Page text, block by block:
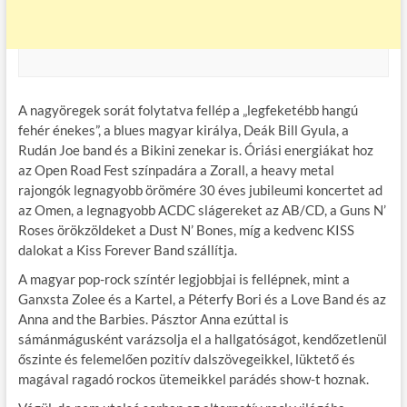
A nagyöregek sorát folytatva fellép a „legfeketébb hangú
fehér énekes”, a blues magyar királya, Deák Bill Gyula, a
Rudán Joe band és a Bikini zenekar is. Óriási energiákat hoz
az Open Road Fest színpadára a Zorall, a heavy metal
rajongók legnagyobb örömére 30 éves jubileumi koncertet ad
az Omen, a legnagyobb ACDC slágereket az AB/CD, a Guns N’
Roses örökzöldeket a Dust N’ Bones, míg a kedvenc KISS
dalokat a Kiss Forever Band szállítja.
A magyar pop-rock színtér legjobbjai is fellépnek, mint a
Ganxsta Zolee és a Kartel, a Péterfy Bori és a Love Band és az
Anna and the Barbies. Pásztor Anna ezúttal is
sámánmágusként varázsolja el a hallgatóságot, kendőzetlenül
őszinte és felemelően pozitív dalszövegeikkel, lüktető és
magával ragadó rockos ütemeikkel parádés show-t hoznak.